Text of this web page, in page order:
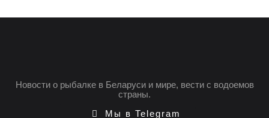
Новости о рыбалке в Беларуси и мире, вести с водоемов
страны.
Мы в Telegram